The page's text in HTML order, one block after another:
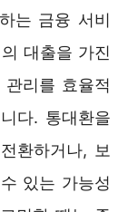
는 금융 서비
대출을 가진
리를 효율적
다. 통대환을
환하거나, 보
있는 가능성